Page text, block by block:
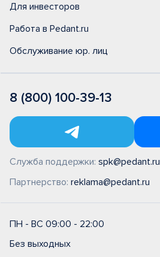
Для инвесторов
Работа в Pedant.ru
Обслуживание юр. лиц
8 (800) 100-39-13
Служба поддержки: spk@pedant.ru
Партнерство: reklama@pedant.ru
ПН - ВС 09:00 - 22:00
Без выходных